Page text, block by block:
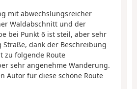
mit abwechslungsreicher
Waldabschnitt und der
bei Punkt 6 ist steil, aber sehr
Straße, dank der Beschreibung
zu folgende Route
sehr angenehme Wanderung.
Autor für diese schöne Route